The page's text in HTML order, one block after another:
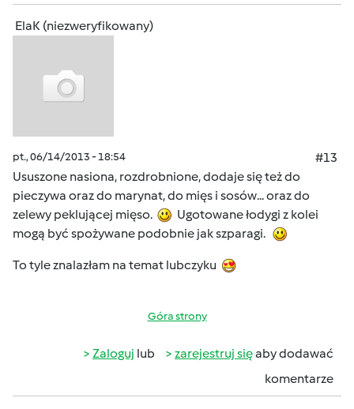
ElaK (niezweryfikowany)
pt., 06/14/2013 - 18:54
#13
Ususzone nasiona, rozdrobnione, dodaje się też do
pieczywa oraz do marynat, do mięs i sosów... oraz do
zelewy peklującej mięso.
Ugotowane łodygi z kolei
mogą być spożywane podobnie jak szparagi.
To tyle znalazłam na temat lubczyku
Góra strony
Zaloguj lub zarejestruj sięaby dodawać
komentarze